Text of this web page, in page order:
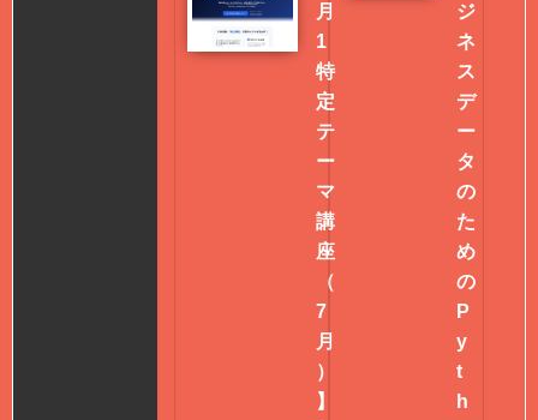
月
1
特
定
テ
ー
マ
講
座
（
7
月
）
】
ジ
ネ
ス
デ
ー
タ
の
た
め
の
P
y
t
h